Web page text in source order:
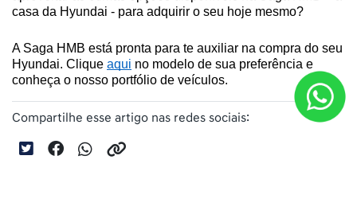
casa da Hyundai - para adquirir o seu hoje mesmo?
A Saga HMB está pronta para te auxiliar na compra do seu
Hyundai. Clique aqui no modelo de sua preferência e
conheça o nosso portfólio de veículos.
Compartilhe esse artigo nas redes sociais: